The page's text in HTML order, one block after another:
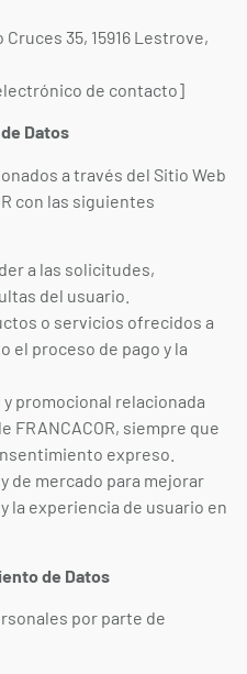
35, 15916 Lestrove,
de contacto]
Datos
a través del Sitio Web
con las siguientes
a las solicitudes,
del usuario.
o servicios ofrecidos a
el proceso de pago y la
promocional relacionada
FRANCACOR, siempre que
expreso.
de mercado para mejorar
la experiencia de usuario en
de Datos
por parte de